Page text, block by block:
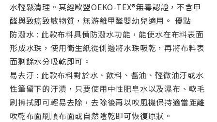
水輕鬆清理。其經歐盟OEKO-TEX®無毒認證，不含甲
醛與致癌致敏物質，無游離甲醛嬰幼兒適用。 優點
防潑水 : 此款布料具備防潑水功能，能使水在布料表面
形成水珠，使用衛生紙從側邊將水珠吸乾，再將布料表
面剩餘水分吸乾即可。
易去汙 : 此款布料對於水、飲料、醬油、輕微油汙或水
性筆留下的汙漬，只要使用中性肥皂水以及濕布、軟毛
刷擦拭即可輕易去除，去除後再以吹風機保持適當距離
吹乾布面刷順布面或自然陰乾即可恢復原狀。